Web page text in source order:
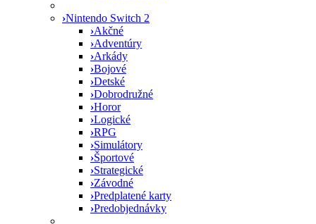
›Nintendo Switch 2
›Akčné
›Adventúry
›Arkády
›Bojové
›Detské
›Dobrodružné
›Horor
›Logické
›RPG
›Simulátory
›Športové
›Strategické
›Závodné
›Predplatené karty
›Predobjednávky